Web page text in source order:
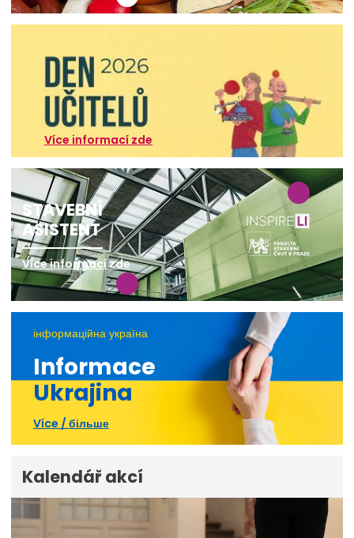
Více informací zde
STAVEBNÍ
ASISTENT
Více informací zde
інформаційна україна
Informace
Ukrajina
Více / більше
Kalendář akcí